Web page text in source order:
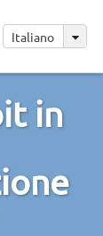
Italiano
in